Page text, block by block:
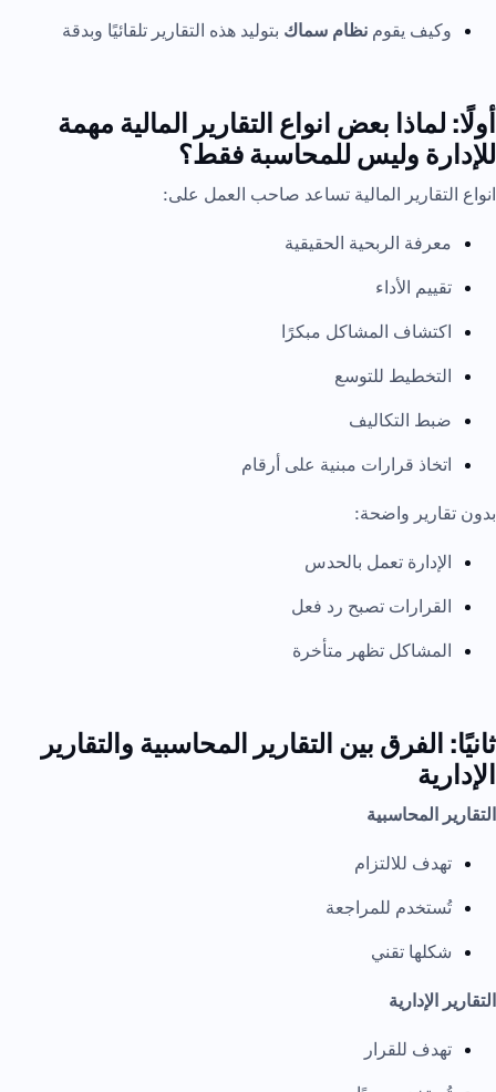
وكيف يقوم نظام سماك بتوليد هذه التقارير تلقائيًا وبدقة
أولًا: لماذا بعض انواع التقارير المالية مهمة
للإدارة وليس للمحاسبة فقط؟
انواع التقارير المالية تساعد صاحب العمل على:
معرفة الربحية الحقيقية
تقييم الأداء
اكتشاف المشاكل مبكرًا
التخطيط للتوسع
ضبط التكاليف
اتخاذ قرارات مبنية على أرقام
بدون تقارير واضحة:
الإدارة تعمل بالحدس
القرارات تصبح رد فعل
المشاكل تظهر متأخرة
ثانيًا: الفرق بين التقارير المحاسبية والتقارير
الإدارية
التقارير المحاسبية
تهدف للالتزام
تُستخدم للمراجعة
شكلها تقني
التقارير الإدارية
تهدف للقرار